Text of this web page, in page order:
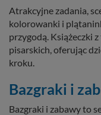
Atrakcyjne zadania,
kolorowanki i
przygodą. Książeczki
pisarskich, oferując
kroku.
Bazgraki i
Bazgraki i zabawy to